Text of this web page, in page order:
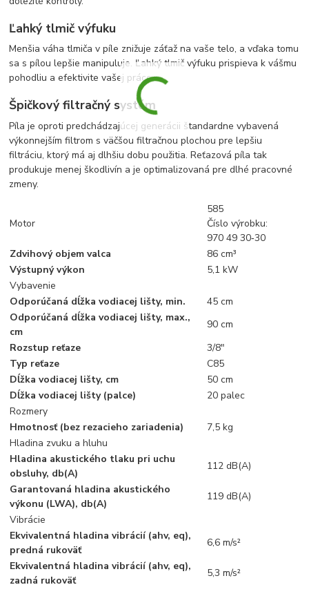
Ľahký tlmič výfuku
Menšia váha tlmiča v píle znižuje záťaž na vaše telo, a vďaka tomu
sa s pílou lepšie manipuluje. Ľahký tlmič výfuku prispieva k vášmu
pohodliu a efektivite vašej práce.
Špičkový filtračný systém
Píla je oproti predchádzajúcej generácii štandardne vybavená
výkonnejším filtrom s väčšou filtračnou plochou pre lepšiu
filtráciu, ktorý má aj dlhšiu dobu použitia. Reťazová píla tak
produkuje menej škodlivín a je optimalizovaná pre dlhé pracovné
zmeny.
Motor
585
Číslo výrobku:
970 49 30‑30
Zdvihový objem valca
86 cm³
Výstupný výkon
5,1 kW
Vybavenie
Odporúčaná dĺžka vodiacej lišty, min.
45 cm
Odporúčaná dĺžka vodiacej lišty, max.,
cm
90 cm
Rozstup reťaze
3/8"
Typ reťaze
C85
Dĺžka vodiacej lišty, cm
50 cm
Dĺžka vodiacej lišty (palce)
20 palec
Rozmery
Hmotnosť (bez rezacieho zariadenia)
7,5 kg
Hladina zvuku a hluhu
Hladina akustického tlaku pri uchu
obsluhy, db(A)
112 dB(A)
Garantovaná hladina akustického
výkonu (LWA), db(A)
119 dB(A)
Vibrácie
Ekvivalentná hladina vibrácií (ahv, eq),
predná rukoväť
6,6 m/s²
Ekvivalentná hladina vibrácií (ahv, eq),
zadná rukoväť
5,3 m/s²